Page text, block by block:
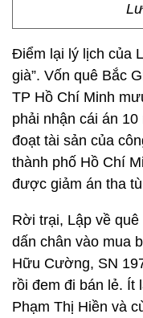
Điểm lại lý lịch của
già”. Vốn quê Bắc
TP Hồ Chí Minh
phải nhận cái án 10
đoạt tài sản của
thành phố Hồ Chí
được giảm án tha
Rời trại, Lập về
dấn chân vào mua
Hữu Cường, SN
rồi đem đi bán lẻ. Ít
Phạm Thị Hiền và